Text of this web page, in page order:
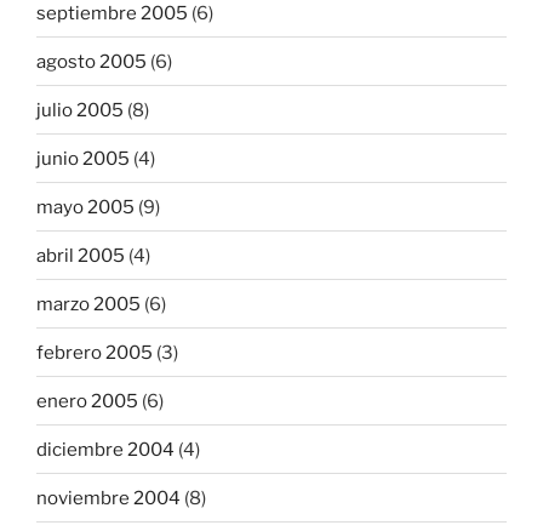
septiembre 2005 (6)
agosto 2005 (6)
julio 2005 (8)
junio 2005 (4)
mayo 2005 (9)
abril 2005 (4)
marzo 2005 (6)
febrero 2005 (3)
enero 2005 (6)
diciembre 2004 (4)
noviembre 2004 (8)